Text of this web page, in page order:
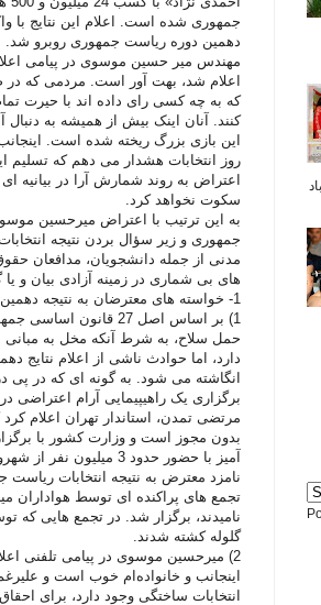
جمهوری شده است. اعلام اين نتايج
دهمین دوره ریاست جمهوری روبرو شد.
مهندس مير حسين موسوی در پيامی
اعلام شد، بهت آور است. مردمی که در
که به چه کسی رای داده اند با حيرت
کنند. آنان اينک بيش از هميشه به
اين بازی بزرگ ريخته شده است.
روز انتخابات هشدار می دهم که تسليم
اعتراض به روند شمارش آرا در بيانيه
سکوت نخواهد کرد.
به این ترتیب با اعتراض میرحسین
جمهوری و زیر سؤال بردن نتیجه
مدنی از جمله دانشجويان، مدافعان
های بی شماری در زمينه آزادی بيان و
1- خواسته های معترضان به نتیجه دهمین دوره انتخابات ریاست جمهوری
1) بر اساس اصل 27
حمل سلاح، به شرط آنکه مخل به مبانی
دارد، اما حوادث ناشی از اعلام نتایج
مرتضی تمدن، استاندار تهران اعلام
بدون مجوز است و وزارت کشور با
نامزد معترض به نتیجه انتخابات
تجمع های پراکنده ای توسط
نامیدند، برگزار شد. در تجمع هایی
گلوله کشته شدند.
2) میرحسین موسوی در پیامی تلفنی
اینجانب و خانواده‌ام خوب است و
انتخابات ساختگی وجود دارد، برای
باد